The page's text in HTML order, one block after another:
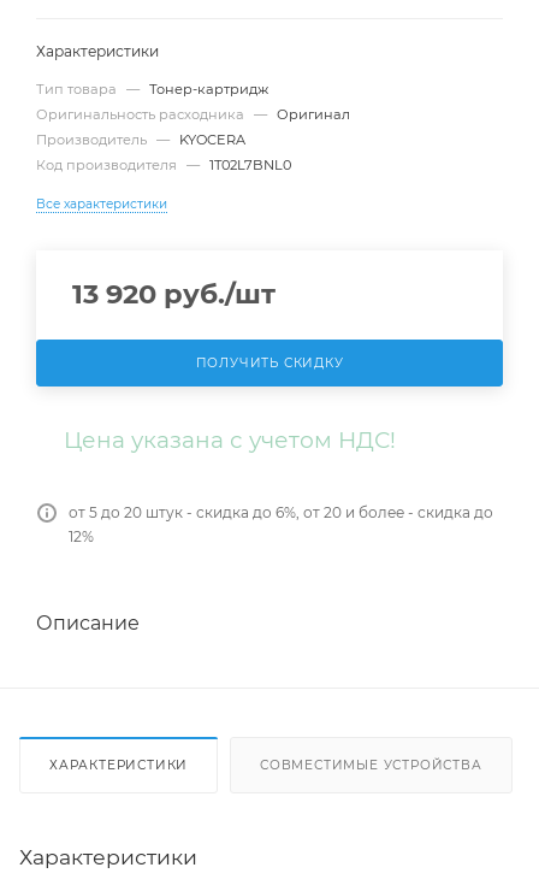
Характеристики
Тип товара — Тонер-картридж
Оригинальность расходника
— Оригинал
Производитель —
KYOCERA
Код производителя
— 1T02L7BNL0
Все характеристики
13 920 руб./шт
ПОЛУЧИТЬ СКИДКУ
Цена указана с учетом НДС!
от 5 до 20 штук - скидка до 6%, от 20 и более - скидка до
12%
Описание
ХАРАКТЕРИСТИКИ СОВМЕСТИМЫЕ УСТРОЙСТВА
Характеристики